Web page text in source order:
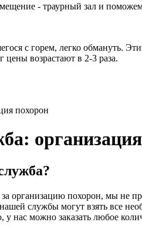
- траурный зал и
с горем, легко обмануть.
цены возрастают в 2-3 раза.
похорон
организацию похорон, мы не
службы могут взять все
нас можно заказать любое